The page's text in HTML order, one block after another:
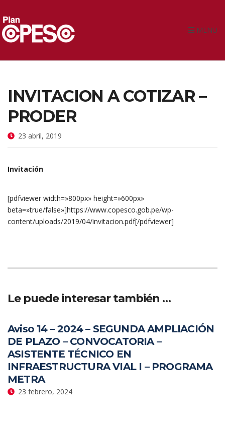
MENU
INVITACION A COTIZAR –
PRODER
23 abril, 2019
Invitación
[pdfviewer width=»800px» height=»600px»
beta=»true/false»]https://www.copesco.gob.pe/wp-
content/uploads/2019/04/invitacion.pdf[/pdfviewer]
Le puede interesar también …
Aviso 14 – 2024 – SEGUNDA AMPLIACIÓN
DE PLAZO – CONVOCATORIA –
ASISTENTE TÉCNICO EN
INFRAESTRUCTURA VIAL I – PROGRAMA
METRA
23 febrero, 2024